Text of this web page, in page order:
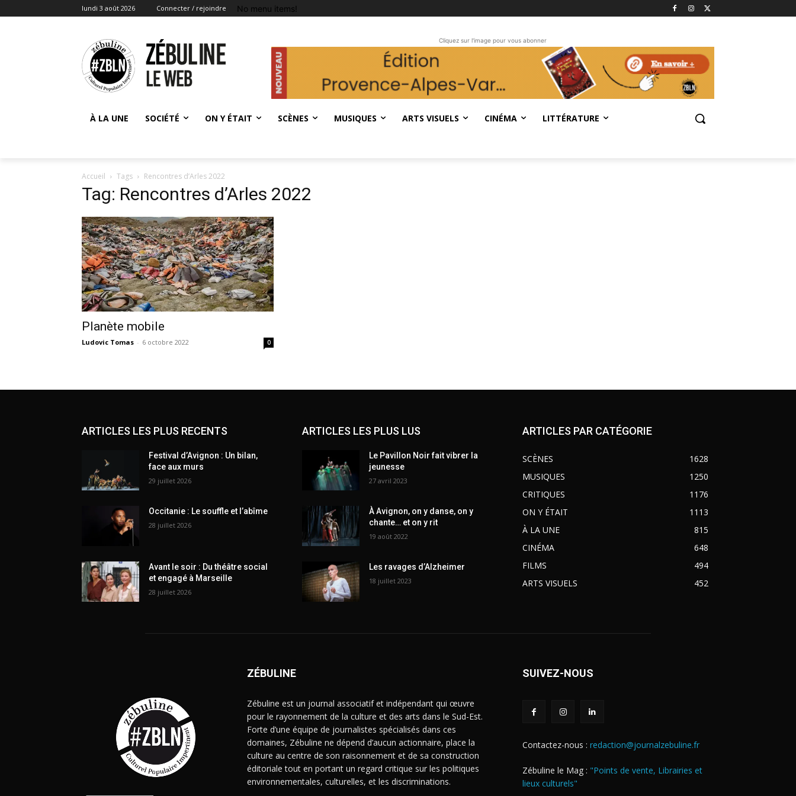
lundi 3 août 2026 Connecter / rejoindre No menu items!
Cliquez sur l'image pour vous abonner
À LA UNE SOCIÉTÉ ON Y ÉTAIT SCÈNES MUSIQUES ARTS VISUELS CINÉMA LITTÉRATURE
Accueil Tags Rencontres d’Arles 2022
Tag: Rencontres d’Arles 2022
Planète mobile
Ludovic Tomas - 6 octobre 2022 0
ARTICLES LES PLUS RECENTS
Festival d’Avignon : Un bilan,
face aux murs
29 juillet 2026
Occitanie : Le souffle et l’abîme
28 juillet 2026
Avant le soir : Du théâtre social
et engagé à Marseille
28 juillet 2026
ARTICLES LES PLUS LUS
Le Pavillon Noir fait vibrer la
jeunesse
27 avril 2023
À Avignon, on y danse, on y
chante… et on y rit
19 août 2022
Les ravages d’Alzheimer
18 juillet 2023
ARTICLES PAR CATÉGORIE
SCÈNES
1628
MUSIQUES
1250
CRITIQUES
1176
ON Y ÉTAIT
1113
À LA UNE
815
CINÉMA
648
FILMS
494
ARTS VISUELS
452
ZÉBULINE
Zébuline est un journal associatif et indépendant qui œuvre
pour le rayonnement de la culture et des arts dans le Sud-Est.
Forte d’une équipe de journalistes spécialisés dans ces
domaines, Zébuline ne dépend d’aucun actionnaire, place la
culture au centre de son raisonnement et de sa construction
éditoriale tout en portant un regard critique sur les politiques
environnementales, culturelles, et les discriminations.
SUIVEZ-NOUS
Contactez-nous : redaction@journalzebuline.fr
Zébuline le Mag : "Points de vente, Librairies et
lieux culturels"